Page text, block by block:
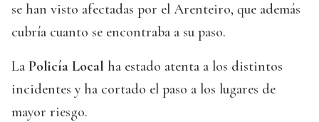
se han visto afectadas por el Arenteiro, que además
cubría cuanto se encontraba a su paso.
La Policía Local ha estado atenta a los distintos
incidentes y ha cortado el paso a los lugares de
mayor riesgo.